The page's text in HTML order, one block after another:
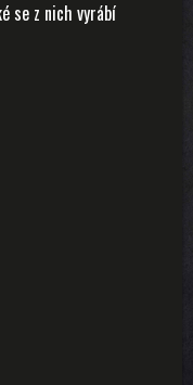
se z nich vyrábí